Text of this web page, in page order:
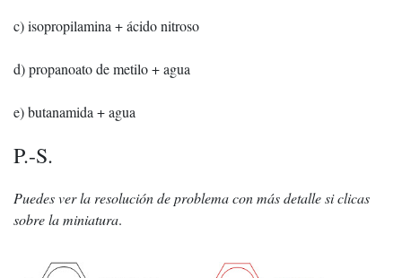
c) isopropilamina + ácido nitroso
d) propanoato de metilo + agua
e) butanamida + agua
P.-S.
Puedes ver la resolución de problema con más detalle si clicas
sobre la miniatura.